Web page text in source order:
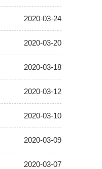
2020-03-24
2020-03-20
2020-03-18
2020-03-12
2020-03-10
2020-03-09
2020-03-07